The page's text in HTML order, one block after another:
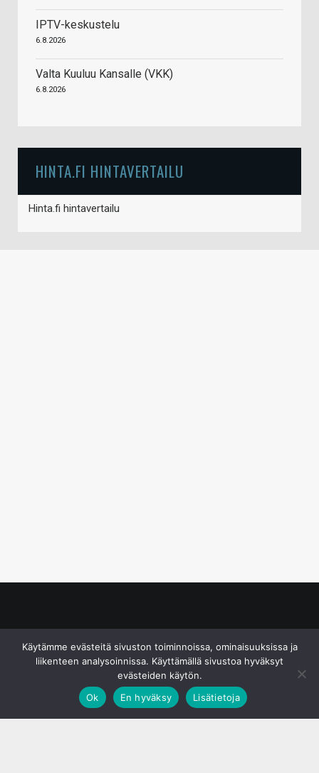
IPTV-keskustelu
6.8.2026
Valta Kuuluu Kansalle (VKK)
6.8.2026
HINTA.FI HINTAVERTAILU
Hinta.fi hintavertailu
Käytämme evästeitä sivuston toiminnoissa, ominaisuuksissa ja
liikenteen analysoinnissa. Käyttämällä sivustoa hyväksyt
evästeiden käytön.
Ok
En hyväksy Lisätietoja